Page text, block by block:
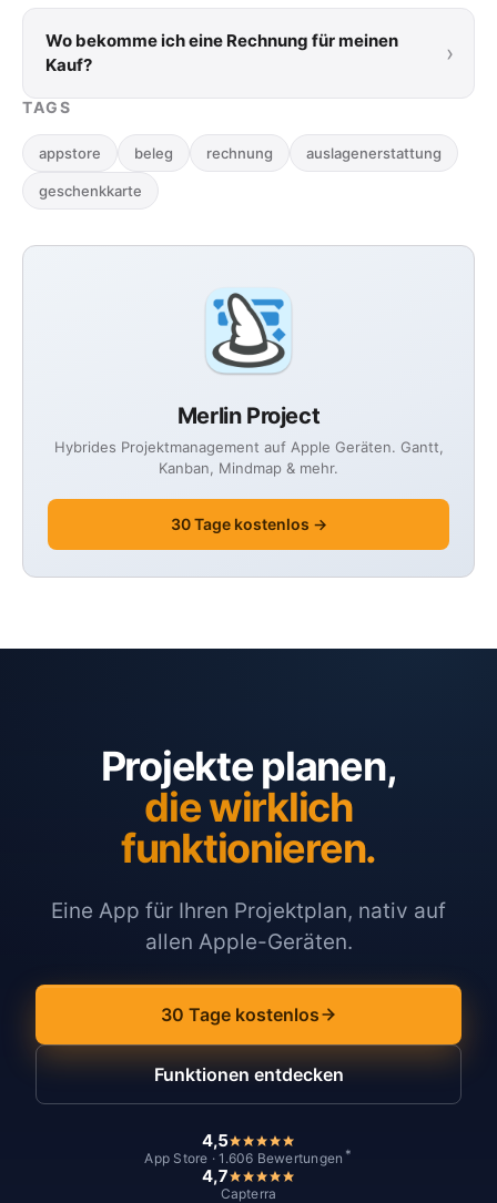
Merlin Project
Hybrides Projektmanagement auf Apple Geräten. Gantt,
Kanban, Mindmap & mehr.
30 Tage kostenlos →
Wo bekomme ich eine Rechnung für meinen
Kauf?
›
TAGS
appstore beleg rechnung auslagenerstattung
geschenkkarte
Projekte planen,
die wirklich
funktionieren.
Eine App für Ihren Projektplan, nativ auf
allen Apple-Geräten.
30 Tage kostenlos
Funktionen entdecken
4,5
App Store · 1.606 Bewertungen *
4,7
Capterra